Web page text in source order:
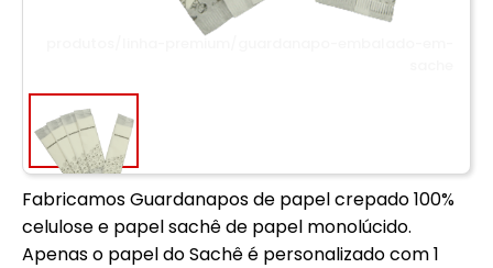
produtos/linha-premium/guardanapo-embalado-em-
Fabricamos Guardanapos de papel crepado 100%
celulose e papel sachê de papel monolúcido.
Apenas o papel do Sachê é personalizado com 1